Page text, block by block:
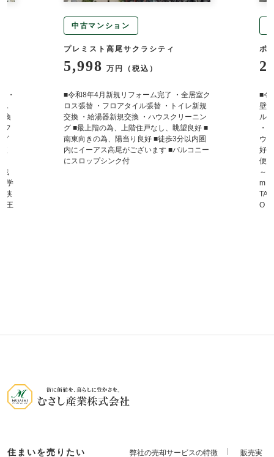
・
換
フ
グ
浅
学
狭
王
中古マンション
プレミスト高尾サクラシティ
5,998 万円（税込）
■令和8年4月新規リフォーム完了 ・全居室ク
ロス張替 ・フロアタイル張替 ・トイレ新規
交換 ・給湯器新規交換 ・ハウスクリーニン
グ ■最上階の為、上階住戸なし、眺望良好 ■
南東向きの為、陽当り良好 ■徒歩3分以内圏
内にイーアス高尾がございます ■バルコニー
にスロップシンク付
ポ
■令
壁
ル
・
ウ
好
便
～
m
O・
住まいを売りたい 弊社の売却サービスの特徴 販売実